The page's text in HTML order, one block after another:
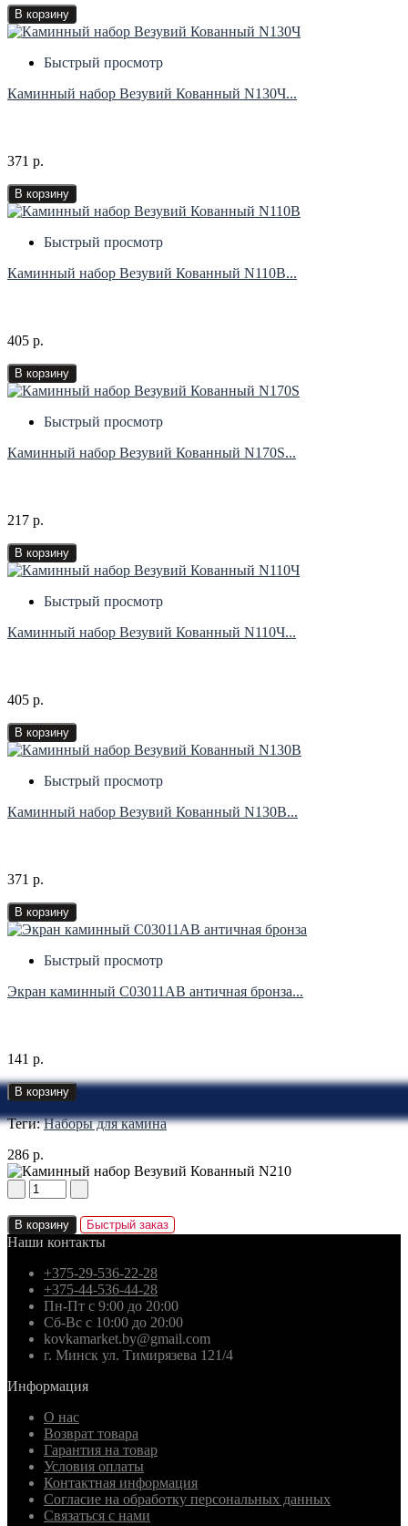
В корзину
Быстрый просмотр
Каминный набор Везувий Кованный N130Ч...
371 р.
В корзину
Быстрый просмотр
Каминный набор Везувий Кованный N110B...
405 р.
В корзину
Быстрый просмотр
Каминный набор Везувий Кованный N170S...
217 р.
В корзину
Быстрый просмотр
Каминный набор Везувий Кованный N110Ч...
405 р.
В корзину
Быстрый просмотр
Каминный набор Везувий Кованный N130B...
371 р.
В корзину
Быстрый просмотр
Экран каминный C03011AB античная бронза...
141 р.
В корзину
Теги:Наборы для камина
286 р.
В корзину Быстрый заказ
Наши контакты
+375-29-536-22-28
+375-44-536-44-28
Пн-Пт с 9:00 до 20:00
Сб-Вс с 10:00 до 20:00
kovkamarket.by@gmail.com
г. Минск ул. Тимирязева 121/4
Информация
О нас
Возврат товара
Гарантия на товар
Условия оплаты
Контактная информация
Согласие на обработку персональных данных
Связаться с нами